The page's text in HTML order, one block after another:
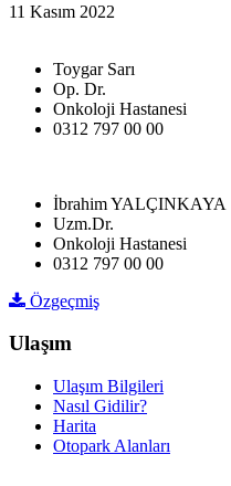
11 Kasım 2022
Toygar Sarı
Op. Dr.
Onkoloji Hastanesi
0312 797 00 00
İbrahim YALÇINKAYA
Uzm.Dr.
Onkoloji Hastanesi
0312 797 00 00
Özgeçmiş
Ulaşım
Ulaşım Bilgileri
Nasıl Gidilir?
Harita
Otopark Alanları